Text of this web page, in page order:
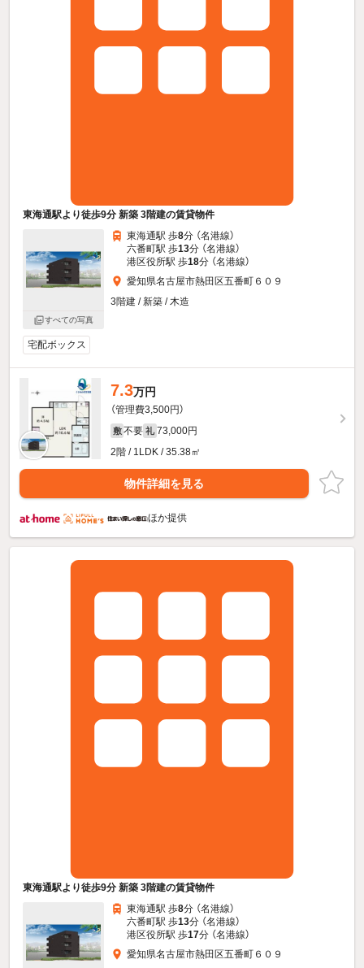
東海通駅より徒歩9分 新築 3階建の賃貸物件
すべての写真
東海通駅 歩8分 （名港線）
六番町駅 歩13分 （名港線）
港区役所駅 歩18分 （名港線）
愛知県名古屋市熱田区五番町６０９
3階建 / 新築 / 木造
宅配ボックス
7.3万円
（管理費3,500円）
敷 不要 礼 73,000円
2階 / 1LDK / 35.38㎡
物件詳細を見る
ほか提供
東海通駅より徒歩9分 新築 3階建の賃貸物件
東海通駅 歩8分 （名港線）
六番町駅 歩13分 （名港線）
港区役所駅 歩17分 （名港線）
愛知県名古屋市熱田区五番町６０９